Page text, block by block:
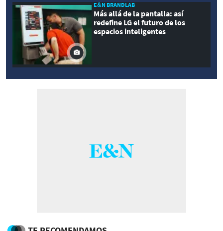
E&N BRANDLAB
Más allá de la pantalla: así
redefine LG el futuro de los
espacios inteligentes